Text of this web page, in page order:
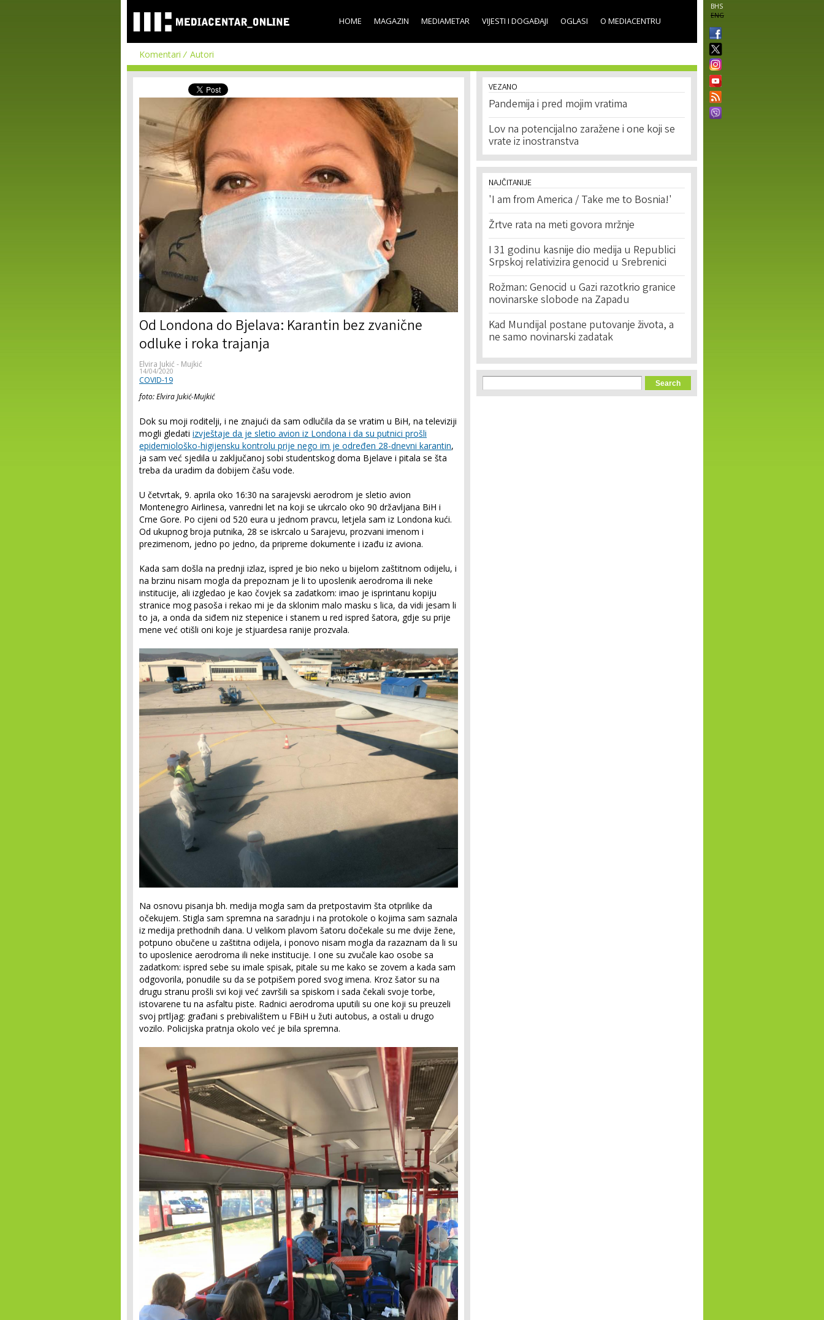
main
content
BHS
ENG
HOME MAGAZIN MEDIAMETAR VIJESTI I DOGAĐAJI OGLASI O MEDIACENTRU
Komentari Autori
Od Londona do Bjelava: Karantin bez zvanične
odluke i roka trajanja
Elvira Jukić - Mujkić
14/04/2020
COVID-19
foto: Elvira Jukić-Mujkić
Dok su moji roditelji, i ne znajući da sam odlučila da se vratim u BiH, na televiziji
mogli gledati izvještaje da je sletio avion iz Londona i da su putnici prošli
epidemiološko-higijensku kontrolu prije nego im je određen 28-dnevni karantin,
ja sam već sjedila u zaključanoj sobi studentskog doma Bjelave i pitala se šta
treba da uradim da dobijem čašu vode.
U četvrtak, 9. aprila oko 16:30 na sarajevski aerodrom je sletio avion
Montenegro Airlinesa, vanredni let na koji se ukrcalo oko 90 državljana BiH i
Crne Gore. Po cijeni od 520 eura u jednom pravcu, letjela sam iz Londona kući.
Od ukupnog broja putnika, 28 se iskrcalo u Sarajevu, prozvani imenom i
prezimenom, jedno po jedno, da pripreme dokumente i izađu iz aviona.
Kada sam došla na prednji izlaz, ispred je bio neko u bijelom zaštitnom odijelu, i
na brzinu nisam mogla da prepoznam je li to uposlenik aerodroma ili neke
institucije, ali izgledao je kao čovjek sa zadatkom: imao je isprintanu kopiju
stranice mog pasoša i rekao mi je da sklonim malo masku s lica, da vidi jesam li
to ja, a onda da siđem niz stepenice i stanem u red ispred šatora, gdje su prije
mene već otišli oni koje je stjuardesa ranije prozvala.
Na osnovu pisanja bh. medija mogla sam da pretpostavim šta otprilike da
očekujem. Stigla sam spremna na saradnju i na protokole o kojima sam saznala
iz medija prethodnih dana. U velikom plavom šatoru dočekale su me dvije žene,
potpuno obučene u zaštitna odijela, i ponovo nisam mogla da razaznam da li su
to uposlenice aerodroma ili neke institucije. I one su zvučale kao osobe sa
zadatkom: ispred sebe su imale spisak, pitale su me kako se zovem a kada sam
odgovorila, ponudile su da se potpišem pored svog imena. Kroz šator su na
drugu stranu prošli svi koji već završili sa spiskom i sada čekali svoje torbe,
istovarene tu na asfaltu piste. Radnici aerodroma uputili su one koji su preuzeli
svoj prtljag: građani s prebivalištem u FBiH u žuti autobus, a ostali u drugo
vozilo. Policijska pratnja okolo već je bila spremna.
VEZANO
Pandemija i pred mojim vratima
Lov na potencijalno zaražene i one koji se
vrate iz inostranstva
NAJČITANIJE
'I am from America / Take me to Bosnia!'
Žrtve rata na meti govora mržnje
I 31 godinu kasnije dio medija u Republici
Srpskoj relativizira genocid u Srebrenici
Rožman: Genocid u Gazi razotkrio granice
novinarske slobode na Zapadu
Kad Mundijal postane putovanje života, a
ne samo novinarski zadatak
Search form
Search